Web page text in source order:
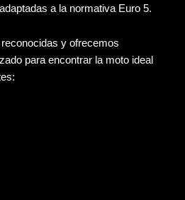
a la normativa Euro 5.
y ofrecemos
para encontrar la moto ideal